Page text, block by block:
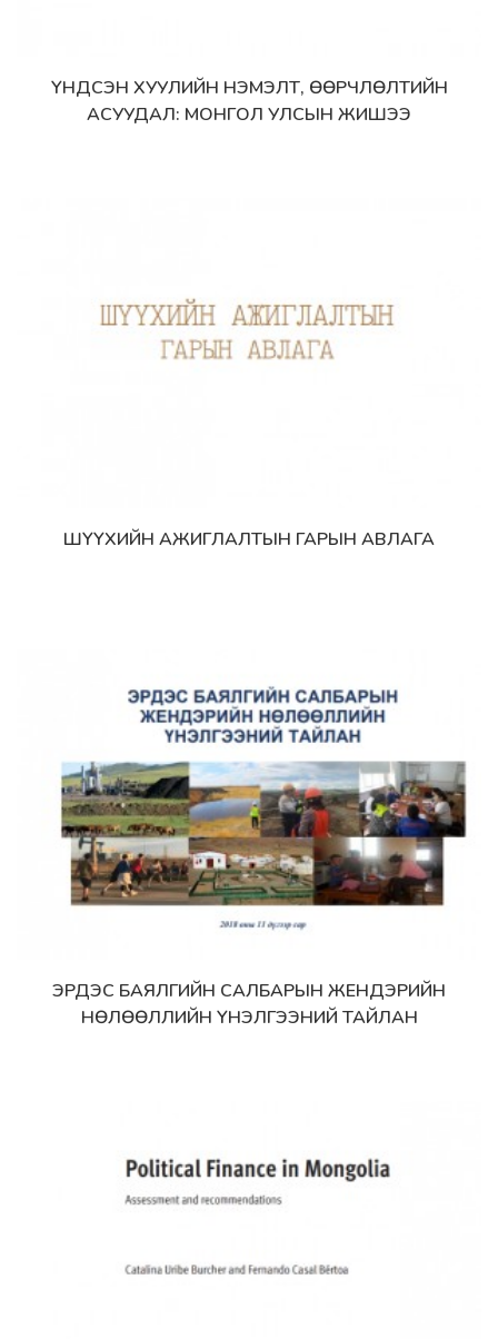
Дэлгэрэнгүй
ҮНДСЭН ХУУЛИЙН НЭМЭЛТ, ӨӨРЧЛӨЛТИЙН
АСУУДАЛ: МОНГОЛ УЛСЫН ЖИШЭЭ
Дэлгэрэнгүй
ШҮҮХИЙН АЖИГЛАЛТЫН ГАРЫН АВЛАГА
Дэлгэрэнгүй
ЭРДЭС БАЯЛГИЙН САЛБАРЫН ЖЕНДЭРИЙН
НӨЛӨӨЛЛИЙН ҮНЭЛГЭЭНИЙ ТАЙЛАН